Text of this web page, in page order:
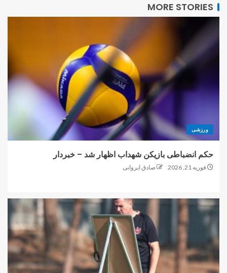
MORE STORIES
ورزشی
حکم انضباطی بازیکن شهداب اظهار شد – خبردار
فوریه 21, 2026 صادق ایروانی